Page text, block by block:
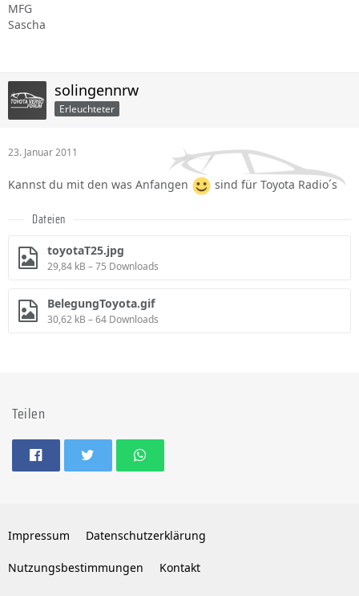
MFG
Sascha
solingennrw
Erleuchteter
23. Januar 2011
Kannst du mit den was Anfangen sind für Toyota Radio´s
Dateien
toyotaT25.jpg
29,84 kB – 75 Downloads
BelegungToyota.gif
30,62 kB – 64 Downloads
Teilen
Impressum Datenschutzerklärung
Nutzungsbestimmungen Kontakt